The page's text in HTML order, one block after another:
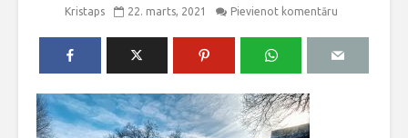
Kristaps 22. marts, 2021 Pievienot komentāru